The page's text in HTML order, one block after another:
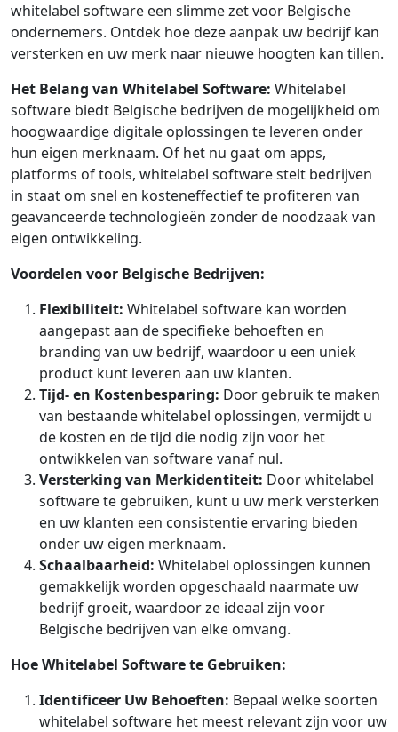
whitelabel software een slimme zet voor Belgische
ondernemers. Ontdek hoe deze aanpak uw bedrijf kan
versterken en uw merk naar nieuwe hoogten kan tillen.
Het Belang van Whitelabel Software: Whitelabel
software biedt Belgische bedrijven de mogelijkheid om
hoogwaardige digitale oplossingen te leveren onder
hun eigen merknaam. Of het nu gaat om apps,
platforms of tools, whitelabel software stelt bedrijven
in staat om snel en kosteneffectief te profiteren van
geavanceerde technologieën zonder de noodzaak van
eigen ontwikkeling.
Voordelen voor Belgische Bedrijven:
Flexibiliteit: Whitelabel software kan worden
aangepast aan de specifieke behoeften en
branding van uw bedrijf, waardoor u een uniek
product kunt leveren aan uw klanten.
Tijd- en Kostenbesparing: Door gebruik te maken
van bestaande whitelabel oplossingen, vermijdt u
de kosten en de tijd die nodig zijn voor het
ontwikkelen van software vanaf nul.
Versterking van Merkidentiteit: Door whitelabel
software te gebruiken, kunt u uw merk versterken
en uw klanten een consistentie ervaring bieden
onder uw eigen merknaam.
Schaalbaarheid: Whitelabel oplossingen kunnen
gemakkelijk worden opgeschaald naarmate uw
bedrijf groeit, waardoor ze ideaal zijn voor
Belgische bedrijven van elke omvang.
Hoe Whitelabel Software te Gebruiken:
Identificeer Uw Behoeften: Bepaal welke soorten
whitelabel software het meest relevant zijn voor uw